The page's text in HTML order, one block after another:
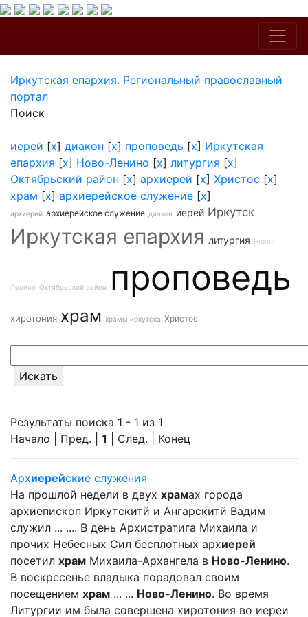
Иркутская епархия. Региональный православный
портал
Поиск
иерей [x] диакон [x] проповедь [x] Иркутская
епархия [x] Ново-Ленино [x] литургия [x]
Октябрьский район [x] архиерей [x] Христос [x]
храм [x] архиерейское служение [x]
архиерей архиерейское служение диакон иерей Иркутск
Иркутская епархия литургия Ново-
Ленино Октябрьский район проповедь
хиротония храм храмы иркутска Христос
Результаты поиска 1 - 1 из 1
Начало | Пред. | 1 | След. | Конец
Архиерейские служения
На прошлой недели в двух храмах города
архиепископ Иркутскитй и Ангарскитй Вадим
служил ... .... В день Архистратига Михаила и
прочих Небесных Сил бесплотных архиерей
посетил храм Михаила-Архангела в Ново-Ленино.
В воскресенье владыка порадовал своим
посещением храм ... ... Ново-Ленино. Во время
Литургии им была совершена хиротония во иереи